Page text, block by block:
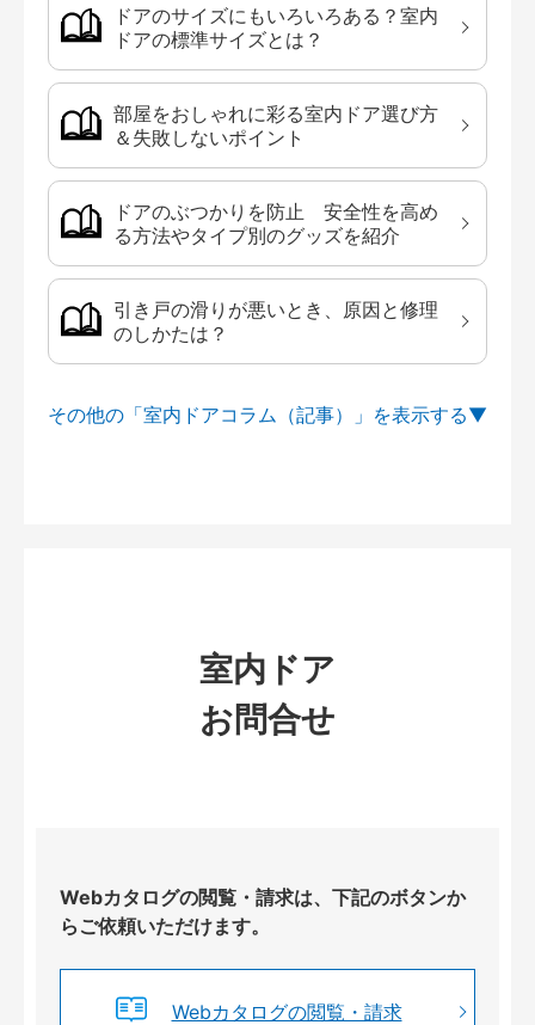
ドアのサイズにもいろいろある？室内
ドアの標準サイズとは？
部屋をおしゃれに彩る室内ドア選び方
＆失敗しないポイント
ドアのぶつかりを防止 安全性を高め
る方法やタイプ別のグッズを紹介
引き戸の滑りが悪いとき、原因と修理
のしかたは？
その他の「室内ドアコラム（記事）」を
室内ドア
お問合せ
Webカタログの閲覧・請求は、下記のボタンか
らご依頼いただけます。
Webカタログの閲覧・請求